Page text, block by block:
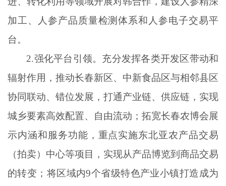
加工、人参产品质量检测体系和人参电子交易平
台。
2.强化平台引领。充分发挥各类开发区带动和
辐射作用，推动长春新区、中新食品区与相邻县区
协同联动、错位发展，打通产业链、供应链，实现
城乡要素高效配置、自由流动；拓宽长春农博会展
示内涵和服务功能，重点实施东北亚农产品交易
（拍卖）中心等项目，实现从产品博览到商品交易
的转变；将区域内9个省级特色产业小镇打造成为